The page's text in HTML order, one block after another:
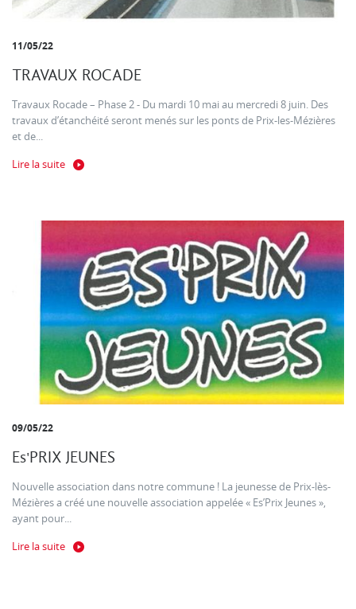
11/05/22
TRAVAUX ROCADE
Travaux Rocade – Phase 2 - Du mardi 10 mai au mercredi 8 juin. Des
travaux d’étanchéité seront menés sur les ponts de Prix-les-Mézières
et de...
Lire la suite
09/05/22
Es'PRIX JEUNES
Nouvelle association dans notre commune ! La jeunesse de Prix-lès-
Mézières a créé une nouvelle association appelée « Es’Prix Jeunes »,
ayant pour...
Lire la suite